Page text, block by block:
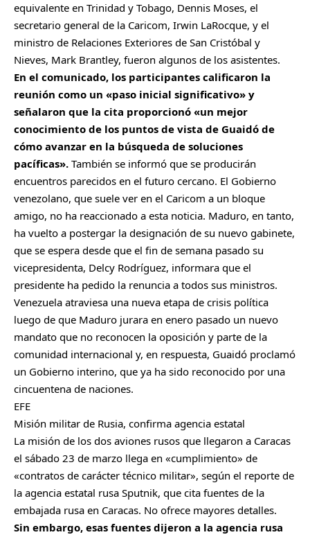
equivalente en Trinidad y Tobago, Dennis Moses, el
secretario general de la Caricom, Irwin LaRocque, y el
ministro de Relaciones Exteriores de San Cristóbal y
Nieves, Mark Brantley, fueron algunos de los asistentes.
En el comunicado, los participantes calificaron la
reunión como un «paso inicial significativo» y
señalaron que la cita proporcionó «un mejor
conocimiento de los puntos de vista de Guaidó de
cómo avanzar en la búsqueda de soluciones
pacíficas». También se informó que se producirán
encuentros parecidos en el futuro cercano. El Gobierno
venezolano, que suele ver en el Caricom a un bloque
amigo, no ha reaccionado a esta noticia. Maduro, en tanto,
ha vuelto a postergar la designación de su nuevo gabinete,
que se espera desde que el fin de semana pasado su
vicepresidenta, Delcy Rodríguez, informara que el
presidente ha pedido la renuncia a todos sus ministros.
Venezuela atraviesa una nueva etapa de crisis política
luego de que Maduro jurara en enero pasado un nuevo
mandato que no reconocen la oposición y parte de la
comunidad internacional y, en respuesta, Guaidó proclamó
un Gobierno interino, que ya ha sido reconocido por una
cincuentena de naciones.
EFE
Misión militar de Rusia, confirma agencia estatal
La misión de los dos aviones rusos que llegaron a Caracas
el sábado 23 de marzo llega en «cumplimiento» de
«contratos de carácter técnico militar», según el reporte de
la agencia estatal rusa Sputnik, que cita fuentes de la
embajada rusa en Caracas. No ofrece mayores detalles.
Sin embargo, esas fuentes dijeron a la agencia rusa